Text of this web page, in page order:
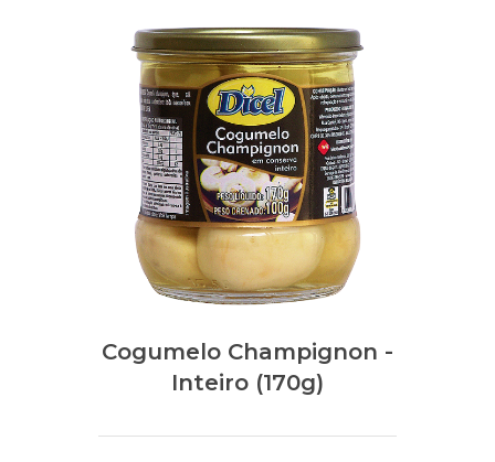
Cogumelo Champignon -
Inteiro (170g)